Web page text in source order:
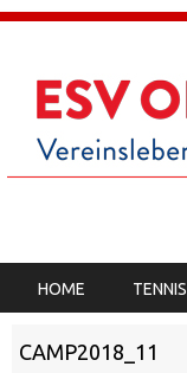
MENU
HOME TENNIS
CAMP2018_11